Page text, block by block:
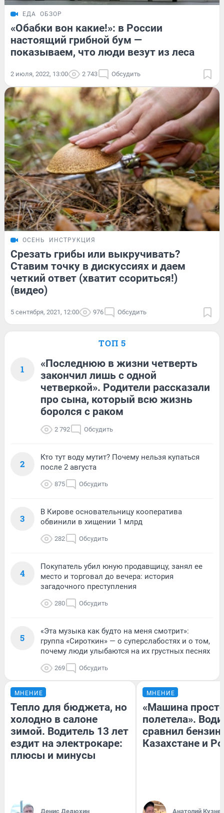
ЕДА ОБЗОР
«Обабки вон какие!»: в России
настоящий грибной бум —
показываем, что люди везут из леса
2 июля, 2022, 13:00 2 743 Обсудить
ОСЕНЬ ИНСТРУКЦИЯ
Срезать грибы или выкручивать?
Ставим точку в дискуссиях и даем
четкий ответ (хватит ссориться!)
(видео)
5 сентября, 2021, 12:00 976 Обсудить
ТОП 5
1
«Последнюю в жизни четверть
закончил лишь с одной
четверкой». Родители рассказали
про сына, который всю жизнь
боролся с раком
2 792 Обсудить
2
Кто тут воду мутит? Почему нельзя купаться
после 2 августа
875 Обсудить
3
В Кирове основательницу кооператива
обвинили в хищении 1 млрд
282 Обсудить
4
Покупатель убил юную продавщицу, занял ее
место и торговал до вечера: история
загадочного преступления
280 Обсудить
5
«Эта музыка как будто на меня смотрит»:
группа «Сироткин» — о суперслабостях и о том,
почему люди улыбаются на их грустных песнях
269 Обсудить
МНЕНИЕ
Тепло для бюджета, но
холодно в салоне
зимой. Водитель 13 лет
ездит на электрокаре:
плюсы и минусы
Денис Дедюхин
МНЕНИЕ
«Машина
полетела».
сравнил бензин
Казахстане и
Анатолий